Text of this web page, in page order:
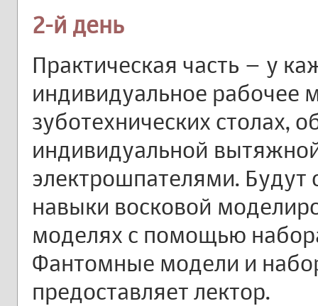
2-й день
Практическая часть – у
индивидуальное рабочее
зуботехнических столах,
индивидуальной
электрошпателями.
навыки восковой
моделях с помощью
Фантомные модели и
предоставляет лектор.